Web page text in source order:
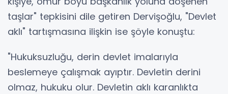
taşlar" tepkisini dile getiren Dervişoğlu, "Devlet
aklı" tartışmasına ilişkin ise şöyle konuştu:
"Hukuksuzluğu, derin devlet imalarıyla
beslemeye çalışmak ayıptır. Devletin derini
olmaz, hukuku olur. Devletin aklı karanlıkta